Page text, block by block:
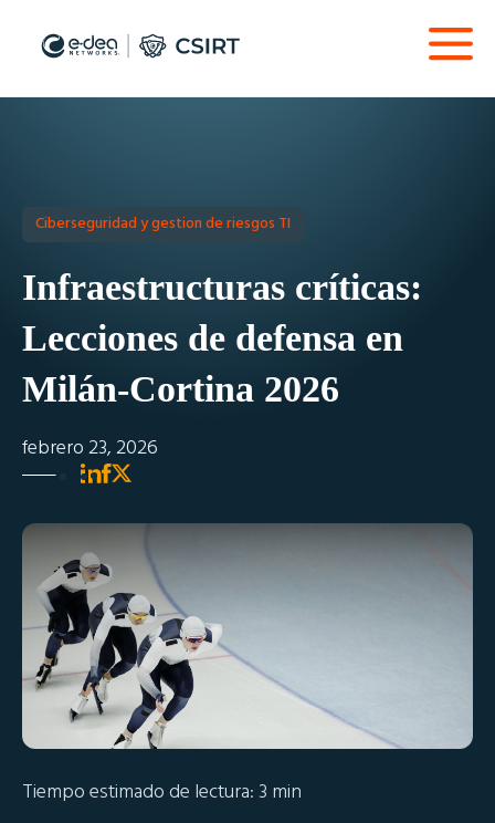
Ciberseguridad y gestion de riesgos TI
Infraestructuras críticas:
Lecciones de defensa en
Milán-Cortina 2026
febrero 23, 2026
Tiempo estimado de lectura: 3 min